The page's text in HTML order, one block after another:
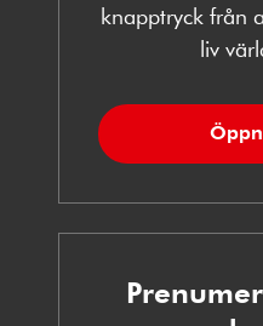
knapptryck från
liv